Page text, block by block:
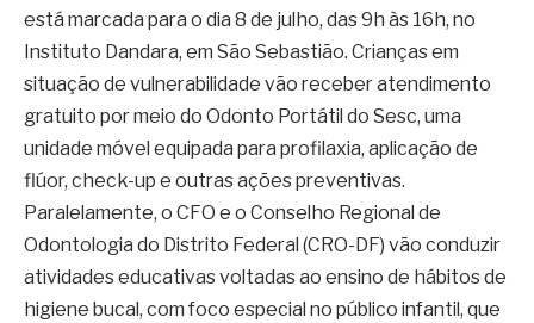
está marcada para o dia 8 de julho, das 9h às 16h, no
Instituto Dandara, em São Sebastião. Crianças em
situação de vulnerabilidade vão receber atendimento
gratuito por meio do Odonto Portátil do Sesc, uma
unidade móvel equipada para profilaxia, aplicação de
flúor, check-up e outras ações preventivas.
Paralelamente, o CFO e o Conselho Regional de
Odontologia do Distrito Federal (CRO-DF) vão conduzir
atividades educativas voltadas ao ensino de hábitos de
higiene bucal, com foco especial no público infantil, que